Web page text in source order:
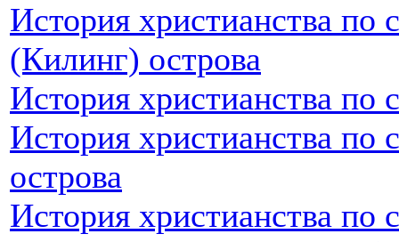
История христианства по
(Килинг) острова
История христианства по
История христианства по
острова
История христианства по